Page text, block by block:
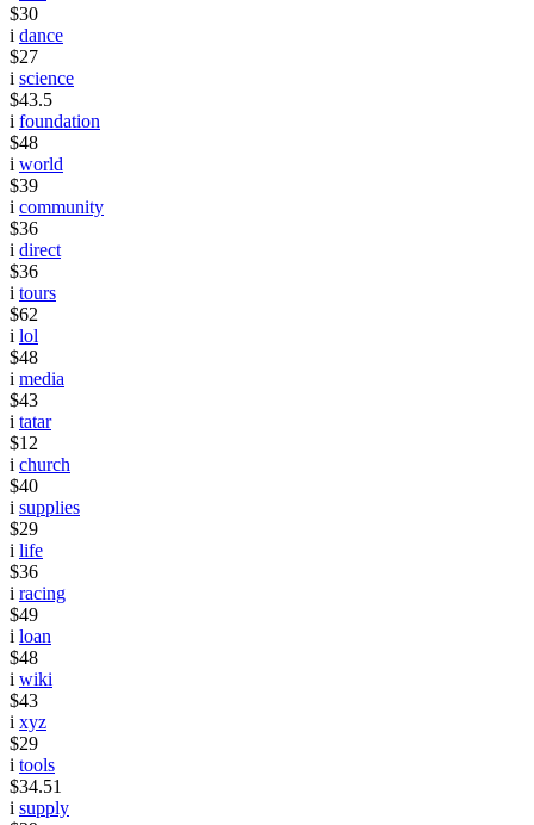
$30
i dance
$27
i science
$43.5
i foundation
$48
i world
$39
i community
$36
i direct
$36
i tours
$62
i lol
$48
i media
$43
i tatar
$12
i church
$40
i supplies
$29
i life
$36
i racing
$49
i loan
$48
i wiki
$43
i xyz
$29
i tools
$34.51
i supply